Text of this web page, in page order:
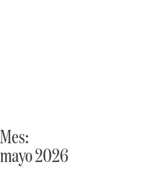
Mes:
mayo 2026